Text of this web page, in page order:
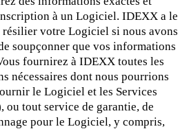
à un Logiciel. IDEXX a le
résilier votre Logiciel si nous avons
soupçonner que vos informations
fournirez à IDEXX toutes les
nécessaires dont nous pourrions
le Logiciel et les Services
ou tout service de garantie, de
pour le Logiciel, y compris,